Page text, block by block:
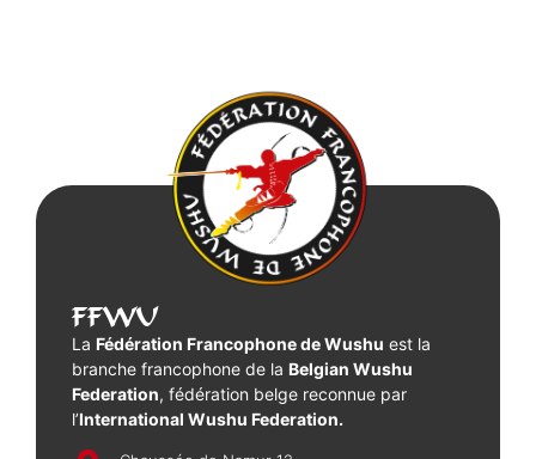
FFWU
La Fédération Francophone de Wushu est la
branche francophone de la Belgian Wushu
Federation, fédération belge reconnue par
l’International Wushu Federation.